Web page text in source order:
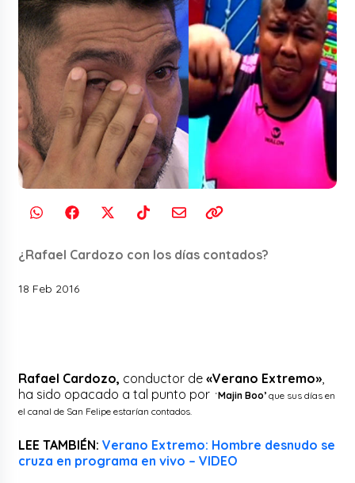
¿Rafael Cardozo con los días contados?
18 Feb 2016
Rafael Cardozo, conductor de«Verano Extremo»
ha sido opacado a tal punto por ‘Majin Boo’ que sus días en
el canal de San Felipe estarían contados.
LEE TAMBIÉN:Verano Extremo: Hombre desnudo se
cruza en programa en vivo – VIDEO